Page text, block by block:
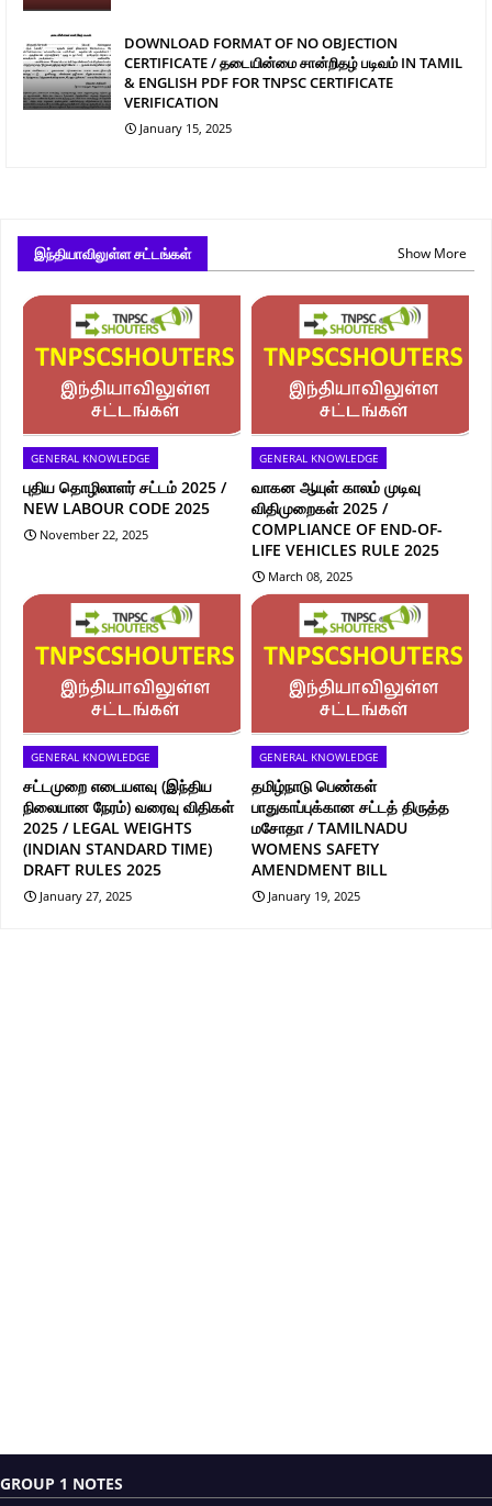
DOWNLOAD FORMAT OF NO OBJECTION
CERTIFICATE / தடையின்மை சான்றிதழ் படிவம் IN TAMIL
& ENGLISH PDF FOR TNPSC CERTIFICATE
VERIFICATION
January 15, 2025
இந்தியாவிலுள்ள சட்டங்கள் Show More
GENERAL KNOWLEDGE
புதிய தொழிலாளர் சட்டம் 2025 /
NEW LABOUR CODE 2025
November 22, 2025
GENERAL KNOWLEDGE
வாகன ஆயுள் காலம் முடிவு
விதிமுறைகள் 2025 /
COMPLIANCE OF END-OF-
LIFE VEHICLES RULE 2025
March 08, 2025
GENERAL KNOWLEDGE
சட்டமுறை எடையளவு (இந்திய
நிலையான நேரம்) வரைவு விதிகள்
2025 / LEGAL WEIGHTS
(INDIAN STANDARD TIME)
DRAFT RULES 2025
January 27, 2025
GENERAL KNOWLEDGE
தமிழ்நாடு பெண்கள்
பாதுகாப்புக்கான சட்டத் திருத்த
மசோதா / TAMILNADU
WOMENS SAFETY
AMENDMENT BILL
January 19, 2025
GROUP 1 NOTES